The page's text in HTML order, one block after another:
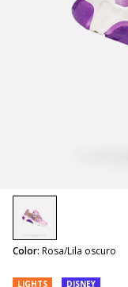
LIGHTS DISNEY
Color: Rosa/Lila oscuro
selected